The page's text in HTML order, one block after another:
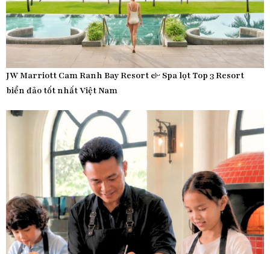
JW Marriott Cam Ranh Bay Resort & Spa lọt Top 3 Resort
biển đảo tốt nhất Việt Nam